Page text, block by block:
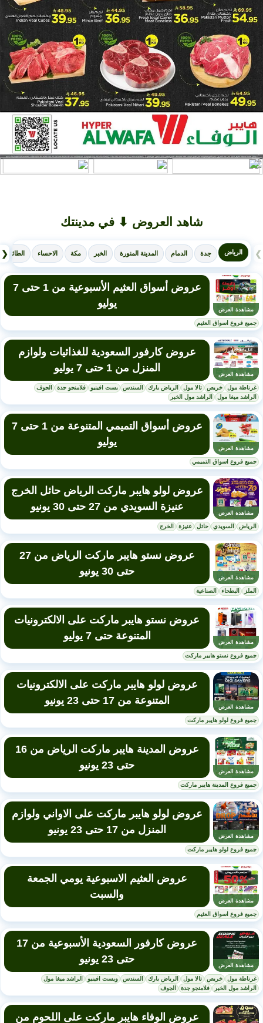
شاهد العروض ⬇ في مدينتك
❮ الرياض جدة الدمام المدينة المنورة الخبر مكة الاحساء الطائف ❯
مشاهدة العرض
عروض أسواق العثيم الأسبوعية من 1 حتى 7
يوليو
جميع فروع اسواق العثيم
مشاهدة العرض
عروض كارفور السعودية للغذائيات ولوازم
المنزل من 1 حتى 7 يوليو
غرناطة مول خريص تالا مول الرياض بارك السندس بست افينيو فلامنجو جدة
الجوف
الراشد ميغا مول
الراشد مول الخبر
مشاهدة العرض
عروض أسواق التميمي المتنوعة من 1 حتى 7
يوليو
جميع فروع اسواق التميمي
مشاهدة العرض
عروض لولو هايبر ماركت الرياض حائل الخرج
عنيزة السويدي من 27 حتى 30 يونيو
الرياض السويدي حائل عنيزة الخرج
مشاهدة العرض
عروض نستو هايبر ماركت الرياض من 27
حتى 30 يونيو
الملز البطحاء الصناعية
مشاهدة العرض
عروض نستو هايبر ماركت على الالكترونيات
المتنوعة حتى 7 يوليو
جميع فروع نستو هايبر ماركت
مشاهدة العرض
عروض لولو هايبر ماركت على الالكترونيات
المتنوعة من 17 حتى 23 يونيو
جميع فروع لولو هايبر ماركت
مشاهدة العرض
عروض المدينة هايبر ماركت الرياض من 16
حتى 23 يونيو
جميع فروع المدينة هايبر ماركت
مشاهدة العرض
عروض لولو هايبر ماركت على الاواني ولوازم
المنزل من 17 حتى 23 يونيو
جميع فروع لولو هايبر ماركت
مشاهدة العرض
عروض العثيم الاسبوعية يومي الجمعة
والسبت
جميع فروع اسواق العثيم
مشاهدة العرض
عروض كارفور السعودية الأسبوعية من 17
حتى 23 يونيو
غرناطة مول خريص تالا مول الرياض بارك السندس ويست افينيو
الراشد ميغا مول
الراشد مول الخبر
فلامنجو جدة الجوف
عروض الوفاء هايبر ماركت على اللحوم من